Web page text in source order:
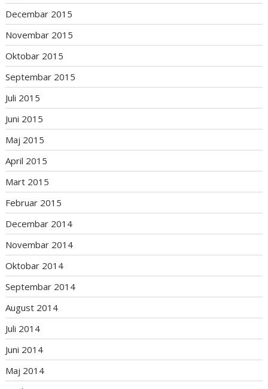
Decembar 2015
Novembar 2015
Oktobar 2015
Septembar 2015
Juli 2015
Juni 2015
Maj 2015
April 2015
Mart 2015
Februar 2015
Decembar 2014
Novembar 2014
Oktobar 2014
Septembar 2014
August 2014
Juli 2014
Juni 2014
Maj 2014